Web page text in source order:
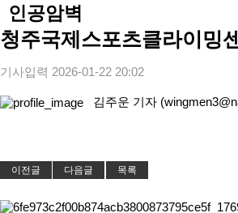
인공암벽
청주국제스포츠클라이밍
기사입력 2026-01-22 20:02
김주운 기자
이전글 다음글 목록